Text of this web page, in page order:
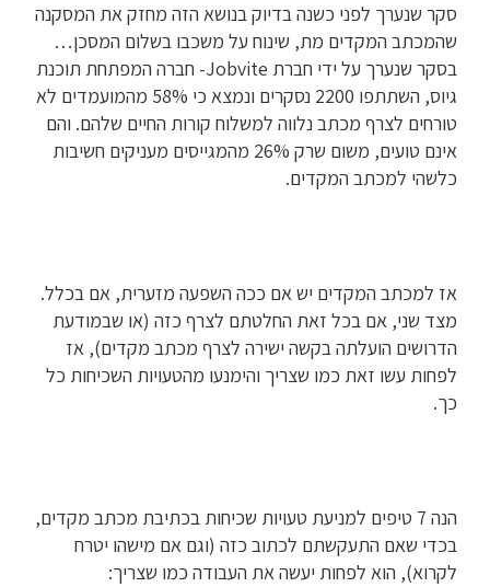
סקר שנערך לפני כשנה בדיוק בנושא הזה מחזק את המסקנה
שהמכתב המקדים מת, שינוח על משכבו בשלום המסכן…
בסקר שנערך על ידי חברת Jobvite- חברה המפתחת תוכנת
גיוס, השתתפו 2200 נסקרים ונמצא כי 58% מהמועמדים לא
טורחים לצרף מכתב נלווה למשלוח קורות החיים שלהם. והם
אינם טועים, משום שרק 26% מהמגייסים מעניקים חשיבות
כלשהי למכתב המקדים.
אז למכתב המקדים יש אם ככה השפעה מזערית, אם בכלל.
מצד שני, אם בכל זאת החלטתם לצרף כזה (או שבמודעת
הדרושים הועלתה בקשה ישירה לצרף מכתב מקדים), אז
לפחות עשו זאת כמו שצריך והימנעו מהטעויות השכיחות כל
כך.
הנה 7 טיפים למניעת טעויות שכיחות בכתיבת מכתב מקדים,
בכדי שאם התעקשתם לכתוב כזה (וגם אם מישהו יטרח
לקרוא), הוא לפחות יעשה את העבודה כמו שצריך: